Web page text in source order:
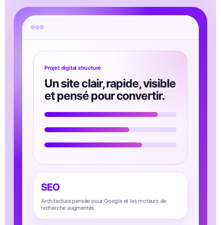
Projet digital structuré
Un site clair, rapide, visible
et pensé pour convertir.
SEO
Architecture pensée pour Google et les moteurs de
recherche augmentés.